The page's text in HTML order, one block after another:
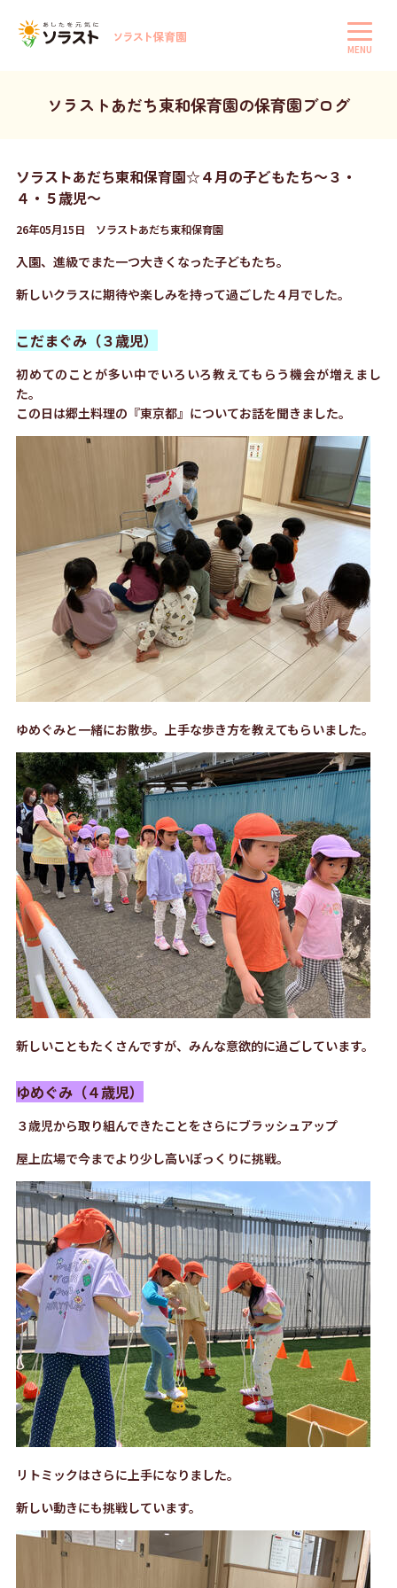
MENU
ソラストあだち東和保育園の保育園ブログ
ソラストあだち東和保育園☆４月の子どもたち〜３・
４・５歳児〜
26年05月15日 ソラストあだち東和保育園
入園、進級でまた一つ大きくなった子どもたち。
新しいクラスに期待や楽しみを持って過ごした４月でした。
こだまぐみ（３歳児）
初めてのことが多い中でいろいろ教えてもらう機会が増えまし
た。
この日は郷土料理の『東京都』についてお話を聞きました。
ゆめぐみと一緒にお散歩。上手な歩き方を教えてもらいました。
新しいこともたくさんですが、みんな意欲的に過ごしています。
ゆめぐみ（４歳児）
３歳児から取り組んできたことをさらにブラッシュアップ
屋上広場で今までより少し高いぽっくりに挑戦。
リトミックはさらに上手になりました。
新しい動きにも挑戦しています。